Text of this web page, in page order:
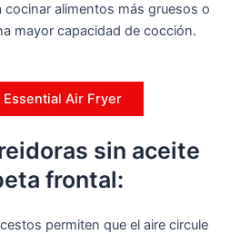
cocinar alimentos más gruesos o
mayor capacidad de cocción.
Essential Air Fryer
sin aceite
frontal:
permiten que el aire circule